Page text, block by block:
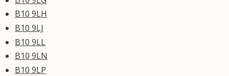
B10 9LH
B10 9LJ
B10 9LL
B10 9LN
B10 9LP